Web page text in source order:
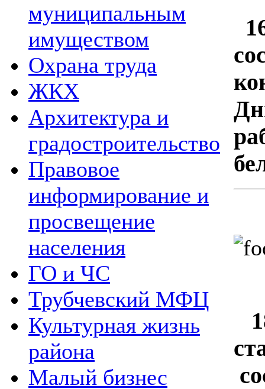
муниципальным
имуществом
Охрана труда
ЖКХ
Архитектура и
градостроительство
Правовое
информирование и
просвещение
населения
ГО и ЧС
Трубчевский МФЦ
Культурная жизнь
района
Малый бизнес